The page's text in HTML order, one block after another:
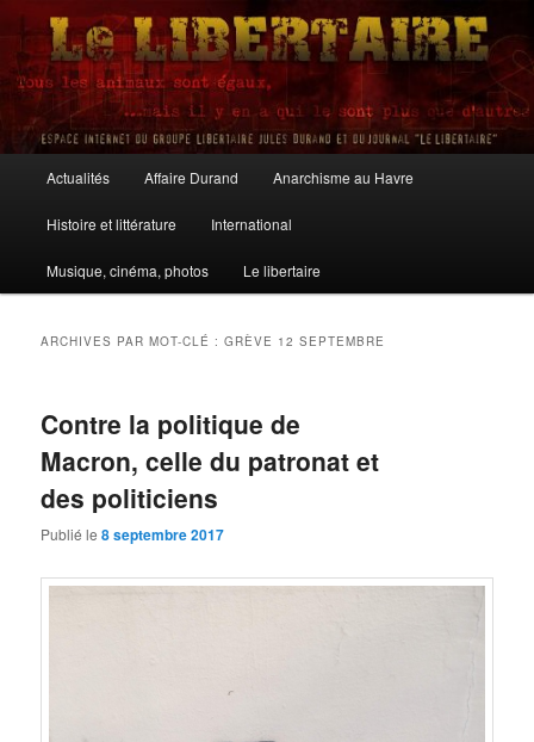
Aller
contenu
principal
Aller
contenu
secondaire
Le Libertaire
principal
Actualités Affaire Durand Anarchisme au Havre
Histoire et littérature International
Musique, cinéma, photos Le libertaire
ARCHIVES PAR MOT-CLÉ :GRÈVE 12 SEPTEMBRE
Contre la politique de
Macron, celle du patronat et
des politiciens
Publié le8 septembre 2017